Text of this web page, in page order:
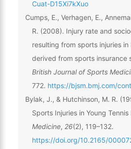
Cuat-D15Xi7kXuo
Cumps, E., Verhagen, E.,
R. (2008). Injury rate and
resulting from sports injuries in
derived from sports insurance
British Journal of Sports
772. https://bjsm.bmj.com/
Bylak, J., & Hutchinson, M. R.
Sports Injuries in Young Tennis
Medicine, 26(2), 119–132.
https://doi.org/10.2165/